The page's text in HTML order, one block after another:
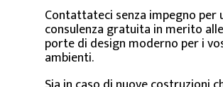
Contattateci senza impegno per
consulenza gratuita in merito
porte di design moderno per i
ambienti.